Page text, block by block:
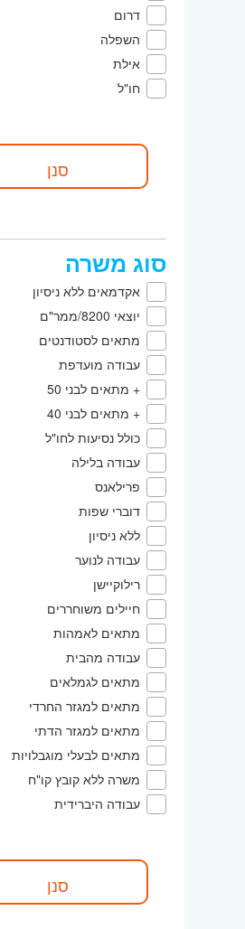
דרום
השפלה
אילת
חו"ל
סוג משרה
אקדמאים ללא ניסיון
יוצאי 8200/ממר"ם
מתאים לסטודנטים
עבודה מועדפת
+ מתאים לבני 50
+ מתאים לבני 40
כולל נסיעות לחו"ל
עבודה בלילה
פרילאנס
דוברי שפות
ללא ניסיון
עבודה לנוער
רילוקיישן
חיילים משוחררים
מתאים לאמהות
עבודה מהבית
מתאים לגמלאים
מתאים למגזר החרדי
מתאים למגזר הדתי
מתאים לבעלי מוגבלויות
משרה ללא קובץ קו"ח
עבודה היברידית